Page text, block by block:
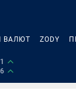
ВАЛЮТ ZODY